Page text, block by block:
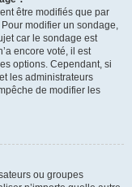
être modifiés que par
modifier un sondage,
car le sondage est
encore voté, il est
options. Cependant, si
les administrateurs
de modifier les
ou groupes